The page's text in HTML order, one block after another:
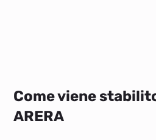
Come viene
ARERA